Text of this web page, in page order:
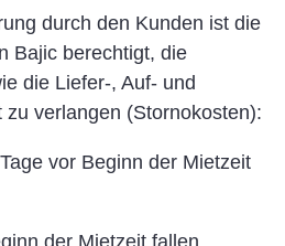
durch den Kunden ist die
Bajic berechtigt, die
die Liefer-, Auf- und
verlangen (Stornokosten):
vor Beginn der Mietzeit